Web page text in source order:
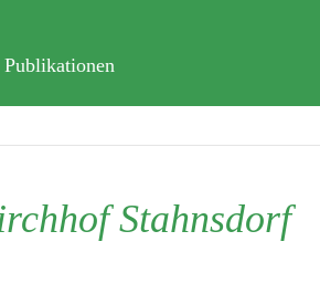
Publikationen
Stahnsdorf